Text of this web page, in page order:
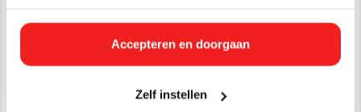
Accepteren en doorgaan
Zelf instellen
basisinhibitoren ontvangen? Geef dit dan duidelijk aan bij uw
bestelling. Afhankelijk van de toepassing, gebruikte
materialen en omstandigheden in de installatie kan
inhibitoren aan de glycol worden toegevoegd. Deze kunt u